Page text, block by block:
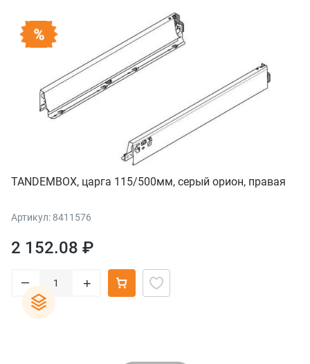
TANDEMBOX, царга 115/500мм, серый орион, правая
Артикул: 8411576
2 152.08 ₽
– +